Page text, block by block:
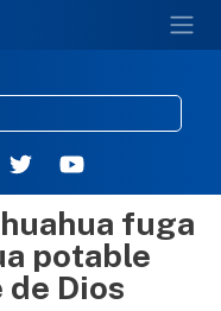
al contenido principal
fuga
potable
Dios